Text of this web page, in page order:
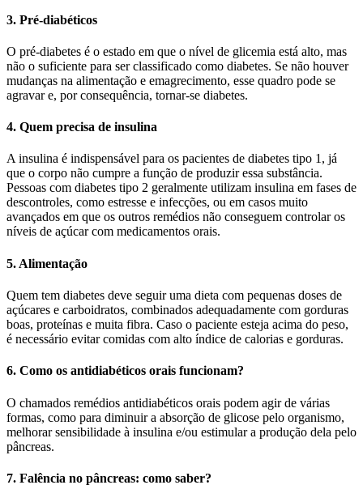
3. Pré-diabéticos
O pré-diabetes é o estado em que o nível de glicemia está alto, mas
não o suficiente para ser classificado como diabetes. Se não houver
mudanças na alimentação e emagrecimento, esse quadro pode se
agravar e, por consequência, tornar-se diabetes.
4. Quem precisa de insulina
A insulina é indispensável para os pacientes de diabetes tipo 1, já
que o corpo não cumpre a função de produzir essa substância.
Pessoas com diabetes tipo 2 geralmente utilizam insulina em fases de
descontroles, como estresse e infecções, ou em casos muito
avançados em que os outros remédios não conseguem controlar os
níveis de açúcar com medicamentos orais.
5. Alimentação
Quem tem diabetes deve seguir uma dieta com pequenas doses de
açúcares e carboidratos, combinados adequadamente com gorduras
boas, proteínas e muita fibra. Caso o paciente esteja acima do peso,
é necessário evitar comidas com alto índice de calorias e gorduras.
6. Como os antidiabéticos orais funcionam?
O chamados remédios antidiabéticos orais podem agir de várias
formas, como para diminuir a absorção de glicose pelo organismo,
melhorar sensibilidade à insulina e/ou estimular a produção dela pelo
pâncreas.
7. Falência no pâncreas: como saber?